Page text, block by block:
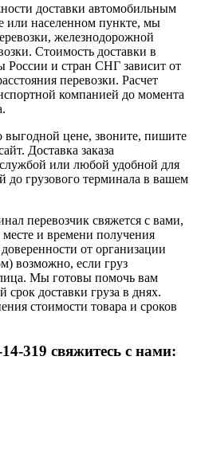
доставки автомобильным
или населенном пункте, мы
железнодорожной
Стоимость доставки в
России и стран СНГ зависит от
перевозки. Расчет
компанией до момента
выгодной цене, звоните, пишите
Доставка заказа
службой или любой удобной для
до грузового терминала в вашем
перевозчик свяжется с вами,
и времени получения
от организации
возможно, если груз
Мы готовы помочь вам
срок доставки груза в днях.
стоимости товара и сроков
319 свяжитесь с нами: